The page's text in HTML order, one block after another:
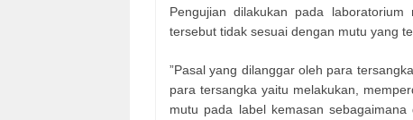
Pengujian dilakukan pada
tersebut tidak sesuai dengan mutu yang
”Pasal yang dilanggar oleh para
para tersangka yaitu melakukan,
mutu pada label kemasan